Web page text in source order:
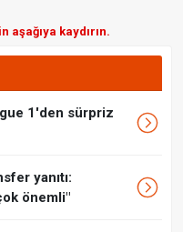
kaydırın.
1'den sürpriz
yanıtı:
önemli"